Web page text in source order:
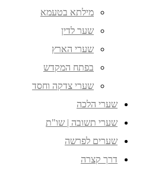
מילתא בטעמא
שער לדין
שערי הארץ
בפתח המקדש
שערי צדקה וחסד
שערי הלכה
שערי תשובה | שו"ת
שערים לפרשה
דרך קצרה